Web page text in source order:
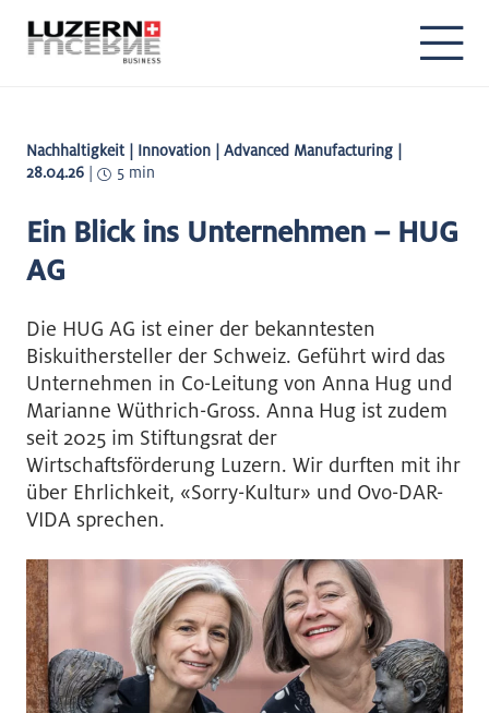
Nachhaltigkeit | Innovation | Advanced Manufacturing |
28.04.26 | 5 min
Ein Blick ins Unternehmen – HUG
AG
Die HUG AG ist einer der bekanntesten
Biskuithersteller der Schweiz. Geführt wird das
Unternehmen in Co-Leitung von Anna Hug und
Marianne Wüthrich-Gross. Anna Hug ist zudem
seit 2025 im Stiftungsrat der
Wirtschaftsförderung Luzern. Wir durften mit ihr
über Ehrlichkeit, «Sorry-Kultur» und Ovo-DAR-
VIDA sprechen.